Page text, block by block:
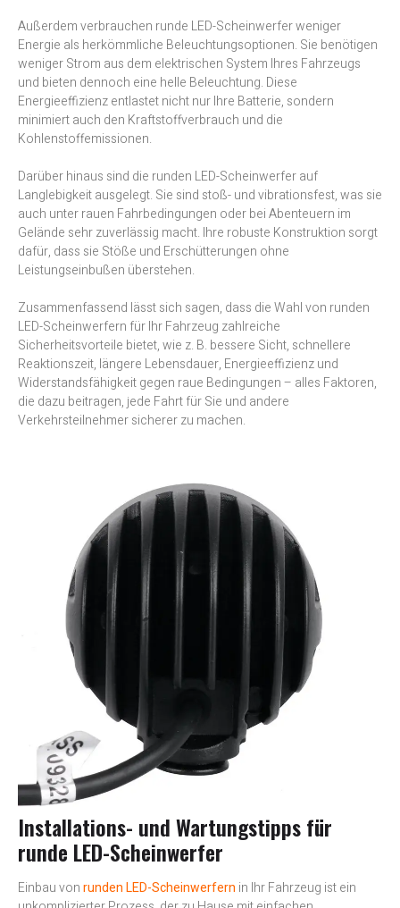
Außerdem verbrauchen runde LED-Scheinwerfer weniger
Energie als herkömmliche Beleuchtungsoptionen. Sie benötigen
weniger Strom aus dem elektrischen System Ihres Fahrzeugs
und bieten dennoch eine helle Beleuchtung. Diese
Energieeffizienz entlastet nicht nur Ihre Batterie, sondern
minimiert auch den Kraftstoffverbrauch und die
Kohlenstoffemissionen.
Darüber hinaus sind die runden LED-Scheinwerfer auf
Langlebigkeit ausgelegt. Sie sind stoß- und vibrationsfest, was sie
auch unter rauen Fahrbedingungen oder bei Abenteuern im
Gelände sehr zuverlässig macht. Ihre robuste Konstruktion sorgt
dafür, dass sie Stöße und Erschütterungen ohne
Leistungseinbußen überstehen.
Zusammenfassend lässt sich sagen, dass die Wahl von runden
LED-Scheinwerfern für Ihr Fahrzeug zahlreiche
Sicherheitsvorteile bietet, wie z. B. bessere Sicht, schnellere
Reaktionszeit, längere Lebensdauer, Energieeffizienz und
Widerstandsfähigkeit gegen raue Bedingungen – alles Faktoren,
die dazu beitragen, jede Fahrt für Sie und andere
Verkehrsteilnehmer sicherer zu machen.
Installations- und Wartungstipps für
runde LED-Scheinwerfer
Einbau vonrunden LED-Scheinwerfern in Ihr Fahrzeug ist ein